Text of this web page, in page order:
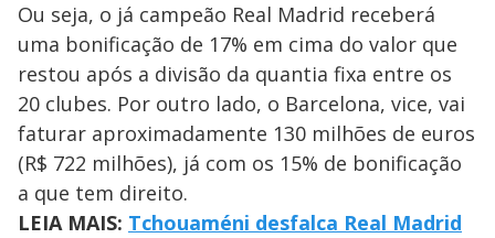
Ou seja, o já campeão Real Madrid receberá
uma bonificação de 17% em cima do valor que
restou após a divisão da quantia fixa entre os
20 clubes. Por outro lado, o Barcelona, vice, vai
faturar aproximadamente 130 milhões de euros
(R$ 722 milhões), já com os 15% de bonificação
a que tem direito.
LEIA MAIS: Tchouaméni desfalca Real Madrid